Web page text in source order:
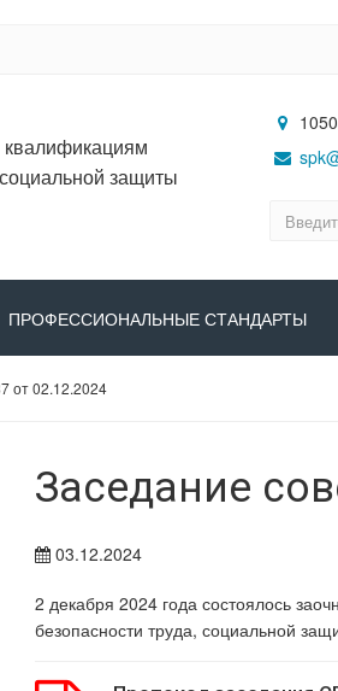
защиты
ПРОФЕССИОНАЛЬНЫЕ СТАНДАРТЫ
от 02.12.2024
Заседание
03.12.2024
2 декабря 2024 года состоялось
безопасности труда, социальной